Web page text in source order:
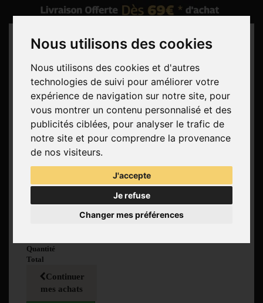
Nous utilisons des cookies
Nous utilisons des cookies et d'autres
technologies de suivi pour améliorer votre
expérience de navigation sur notre site, pour
vous montrer un contenu personnalisé et des
publicités ciblées, pour analyser le trafic de
notre site et pour comprendre la provenance
de nos visiteurs.
J'accepte
Je refuse
Changer mes préférences
Rechercher
Panier(vide)
Aucun produit
Livraison gratuite !
Livraison
Quantité
Total
Continuer
mes achats